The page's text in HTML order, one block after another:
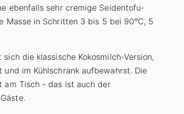
ebenfalls sehr cremige Seidentofu-
Masse in Schritten 3 bis 5 bei 90°C, 5
die klassische Kokosmilch-Version,
im Kühlschrank aufbewahrst. Die
am Tisch - das ist auch der